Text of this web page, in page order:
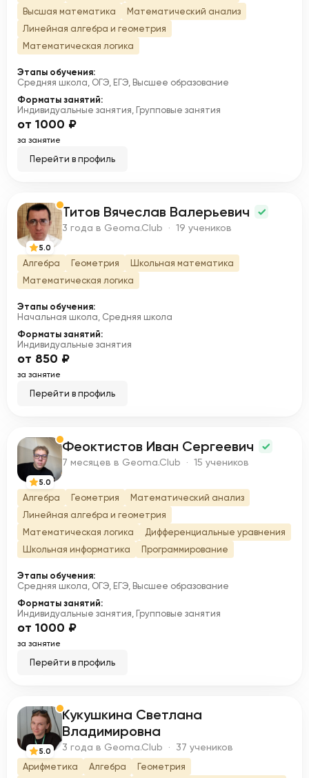
Высшая математика
Математический анализ
Линейная алгебра и геометрия
Математическая логика
Этапы обучения:
Средняя школа, ОГЭ, ЕГЭ, Высшее образование
Форматы занятий:
Индивидуальные занятия, Групповые занятия
от 1000 ₽
за занятие
Перейти в профиль
Т
5.0
Титов Вячеслав Валерьевич
3 года в Geoma.Club · 19 учеников
Алгебра Геометрия
Школьная математика
Математическая логика
Этапы обучения:
Начальная школа, Средняя школа
Форматы занятий:
Индивидуальные занятия
от 850 ₽
за занятие
Перейти в профиль
Ф
5.0
Феоктистов Иван Сергеевич
7 месяцев в Geoma.Club · 15 учеников
Алгебра Геометрия
Математический анализ
Линейная алгебра и геометрия
Математическая логика
Дифференциальные уравнения
Школьная информатика
Программирование
Этапы обучения:
Средняя школа, ОГЭ, ЕГЭ, Высшее образование
Форматы занятий:
Индивидуальные занятия, Групповые занятия
от 1000 ₽
за занятие
Перейти в профиль
К
5.0
Кукушкина Светлана
Владимировна
3 года в Geoma.Club · 37 учеников
Арифметика Алгебра
Геометрия